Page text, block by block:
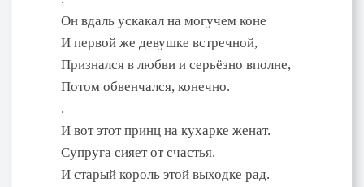
Он вдаль ускакал на могучем коне
И первой же девушке встречной,
Признался в любви и серьёзно вполне,
Потом обвенчался, конечно.
.
И вот этот принц на кухарке женат.
Супруга сияет от счастья.
И старый король этой выходке рад.